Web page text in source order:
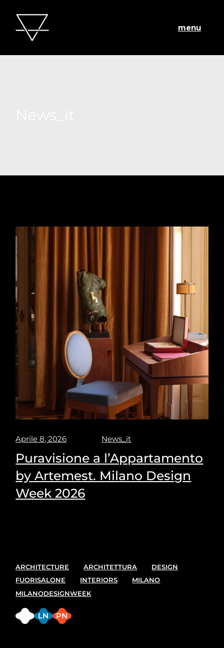
menu
Aprile 8, 2026 News_it
Puravisione a l’Appartamento
by Artemest. Milano Design
Week 2026
ARCHITECTURE ARCHITETTURA
DESIGN
FUORISALONE
INTERIORS
MILANO
MILANODESIGNWEEK
FB LN PN